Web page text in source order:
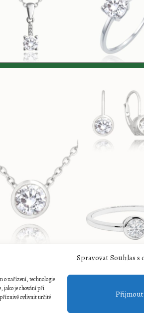
Spravovat Souhlas s
o zařízení, technologie
jako je chování při
ovlivnit určité
Přijmout
683 349 | E-mail: